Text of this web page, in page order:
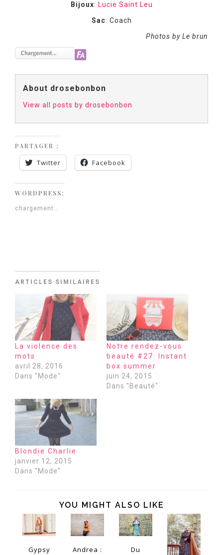
Bijoux: Lucie Saint Leu
Sac: Coach
Photos by Le brun
About drosebonbon
View all posts by drosebonbon
PARTAGER :
Twitter Facebook
WORDPRESS:
chargement…
ARTICLES SIMILAIRES
La violence des
mots
avril 28, 2016
Dans "Mode"
Notre rendez-vous
beauté #27: Instant
box summer
juin 24, 2015
Dans "Beauté"
Blondie Charlie
janvier 12, 2015
Dans "Mode"
YOU MIGHT ALSO LIKE
Gypsy Andrea : Du